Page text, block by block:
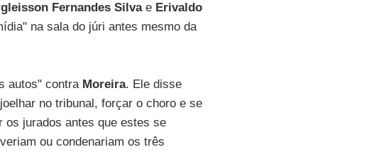
Fernandes Silvae Erivaldo
na sala do júri antes mesmo da
autos" contra Moreira. Ele disse
no tribunal, forçar o choro e se
os jurados antes que estes se
ou condenariam os três